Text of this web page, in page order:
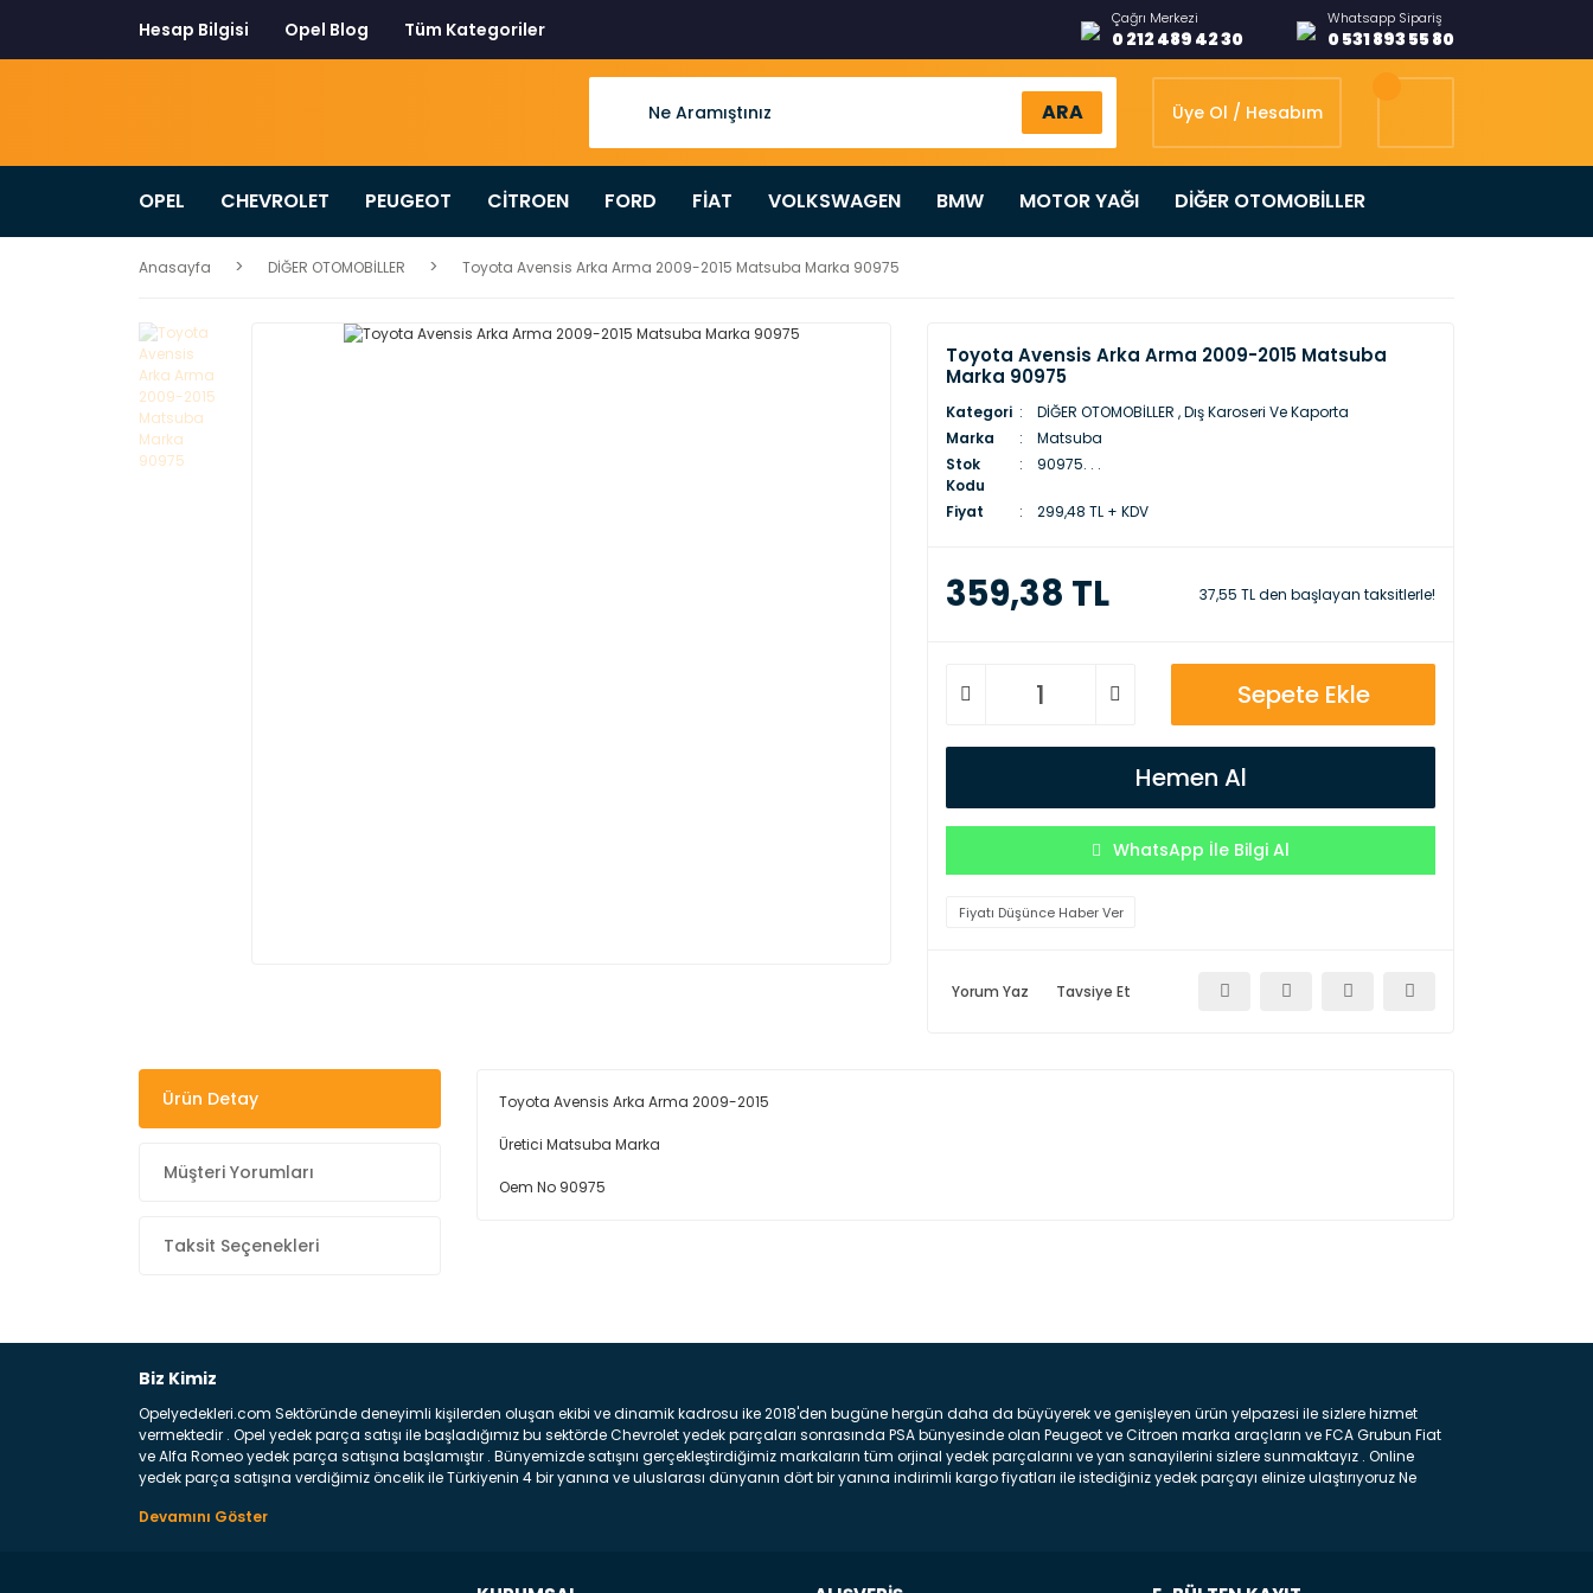
Hesap Bilgisi Opel Blog Tüm Kategoriler Çağrı Merkezi
0 212 489 42 30
Whatsapp Sipariş
0 531 893 55 80
ARA Üye Ol / Hesabım
OPEL CHEVROLET PEUGEOT CİTROEN FORD FİAT VOLKSWAGEN BMW MOTOR YAĞI DİĞER OTOMOBİLLER
Anasayfa DİĞER OTOMOBİLLER Toyota Avensis Arka Arma 2009-2015 Matsuba Marka 90975
Toyota Avensis Arka Arma 2009-2015 Matsuba
Marka 90975
Kategori DİĞER OTOMOBİLLER ,Dış Karoseri Ve Kaporta
Marka
Matsuba
Stok
Kodu
90975. . .
Fiyat 299,48 TL + KDV
359,38 TL 37,55 TL den başlayan taksitlerle!
Sepete Ekle
Hemen Al
WhatsApp İle Bilgi Al
Fiyatı Düşünce Haber Ver
Yorum Yaz Tavsiye Et
Ürün Detay
Müşteri Yorumları
Taksit Seçenekleri
Toyota Avensis Arka Arma 2009-2015
Üretici Matsuba Marka
Oem No 90975
Biz Kimiz
Opelyedekleri.com Sektöründe deneyimli kişilerden oluşan ekibi ve dinamik kadrosu ike 2018'den bugüne hergün daha da büyüyerek ve genişleyen ürün yelpazesi ile sizlere hizmet
vermektedir . Opel yedek parça satışı ile başladığımız bu sektörde Chevrolet yedek parçaları sonrasında PSA bünyesinde olan Peugeot ve Citroen marka araçların ve FCA Grubun Fiat
ve Alfa Romeo yedek parça satışına başlamıştır . Bünyemizde satışını gerçekleştirdiğimiz markaların tüm orjinal yedek parçalarını ve yan sanayilerini sizlere sunmaktayız . Online
yedek parça satışına verdiğimiz öncelik ile Türkiyenin 4 bir yanına ve uluslarası dünyanın dört bir yanına indirimli kargo fiyatları ile istediğiniz yedek parçayı elinize ulaştırıyoruz Ne
belirttiğimiz parçalar sizlere fikir sağlayacaktır. Ön Tampon : Aracınızın ön kısmında bulunan plastik darbe emici amacı ile yapılmış olan kaporta aksam parçasıdır. Çamurluk :
üretilmiş disk ile teması sayesinde durmayı sağlayan aksam parçadır . Fren Diski : Aracımızın ön ve arka tekerlerinde bulunan frenleme ana elemanıdır . Hangi Araçlara Yedek Parça